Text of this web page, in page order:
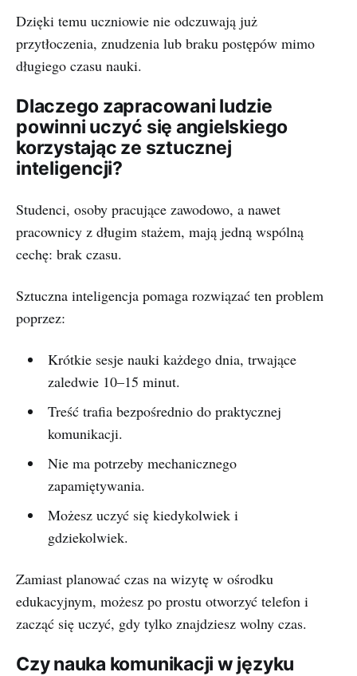
Dzięki temu uczniowie nie odczuwają już
przytłoczenia, znudzenia lub braku postępów mimo
długiego czasu nauki.
Dlaczego zapracowani ludzie
powinni uczyć się angielskiego
korzystając ze sztucznej
inteligencji?
Studenci, osoby pracujące zawodowo, a nawet
pracownicy z długim stażem, mają jedną wspólną
cechę: brak czasu.
Sztuczna inteligencja pomaga rozwiązać ten problem
poprzez:
Krótkie sesje nauki każdego dnia, trwające
zaledwie 10–15 minut.
Treść trafia bezpośrednio do praktycznej
komunikacji.
Nie ma potrzeby mechanicznego
zapamiętywania.
Możesz uczyć się kiedykolwiek i
gdziekolwiek.
Zamiast planować czas na wizytę w ośrodku
edukacyjnym, możesz po prostu otworzyć telefon i
zacząć się uczyć, gdy tylko znajdziesz wolny czas.
Czy nauka komunikacji w języku